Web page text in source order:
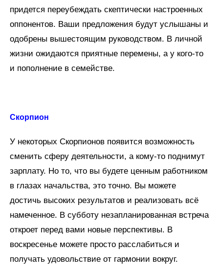
придется переубеждать скептически настроенных
оппонентов. Ваши предложения будут услышаны и
одобрены вышестоящим руководством. В личной
жизни ожидаются приятные перемены, а у кого-то
и пополнение в семействе.
Скорпион
У некоторых Скорпионов появится возможность
сменить сферу деятельности, а кому-то поднимут
зарплату. Но то, что вы будете ценным работником
в глазах начальства, это точно. Вы можете
достичь высоких результатов и реализовать всё
намеченное. В субботу незапланированная встреча
откроет перед вами новые перспективы. В
воскресенье можете просто расслабиться и
получать удовольствие от гармонии вокруг.